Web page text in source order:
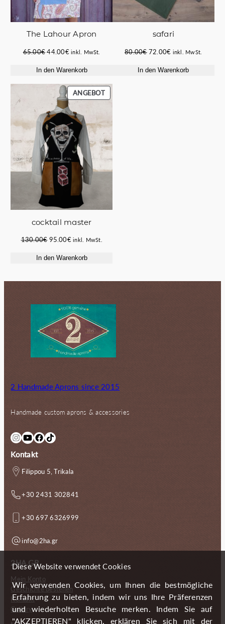
The Lahour Apron
65.00€Ursprünglicher
war:
44.00€Aktueller
ist:
inkl. MwSt.
In den Warenkorb
safari
80.00€ Ursprünglicher
war:
72.00€ Aktueller
ist:
inkl. MwSt.
In den Warenkorb
ANGEBOTPRODUKT
IM
cocktail master
130.00€ Ursprünglicher
war:
95.00€Aktueller
ist:
inkl. MwSt.
In den Warenkorb
2 Handmade Aprons since 2015
Handmade custom aprons & accessories
InstagramYouTube Facebook TikTok
Kontakt
Filippou 5, Trikala
+30 2431 302841
+30 697 6326999
info@2ha.gr
2HA.GR
Mein Konto
Geschichte bestellen
Kontakt
Gallery
Diese Website verwendet Cookies
Wir verwenden Cookies, um Ihnen die bestmögliche
Erfahrung zu bieten, indem wir uns Ihre Präferenzen
und wiederholten Besuche merken. Indem Sie auf
"AKZEPTIEREN" klicken, erklären Sie sich mit der